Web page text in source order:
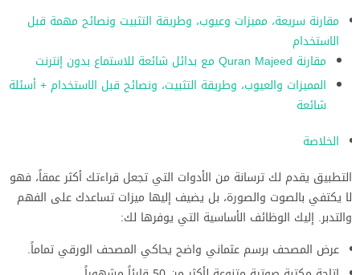
مقارنة سريعة، مميزات وعيوب، وطريقة التثبيت ونصائح مهمة قبل
الاستخدام
مقارنة Quran Majeed مع بدائل شائعة للاستماع بدون إنترنت
المميزات والعيوب، وطريقة التثبيت، ونصائح قبل الاستخدام + أسئلة
شائعة
الخلاصة
التطبيق يقدم لك ترسانة من الأدوات التي تجعل قراءتك أكثر عمقاً، فهو
لا يكتفي بالصوت والصورة، بل يضيف إليها ميزات تساعدك على الفهم
والتدبر. إليك الوظائف الأساسية التي يوفرها لك:
عرض المصحف برسم عثماني واضح يحاكي المصحف الورقي تماماً.